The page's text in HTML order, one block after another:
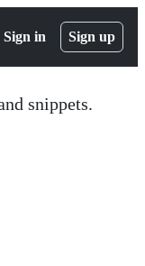
Sign in Sign up
snippets.